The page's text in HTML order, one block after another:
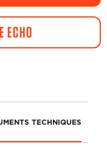
ECHO
TECHNIQUES